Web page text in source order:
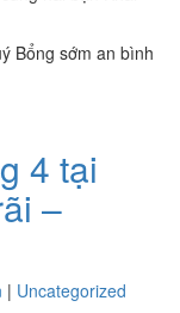
Bổng sớm an bình
4 tại
–
| Uncategorized